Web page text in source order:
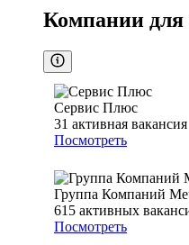
Компании для
Сервис Плюс
31 активная вакансия
Посмотреть
Группа Компаний
615 активных
Посмотреть